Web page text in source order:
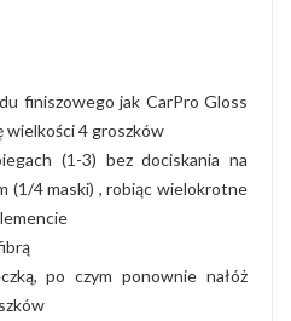
finiszowego jak CarPro Gloss
wielkości 4 groszków
(1-3) bez dociskania na
(1/4 maski) , robiąc wielokrotne
po czym ponownie nałóż